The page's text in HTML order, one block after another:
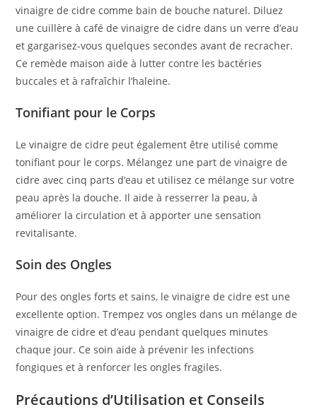
vinaigre de cidre comme bain de bouche naturel. Diluez
une cuillère à café de vinaigre de cidre dans un verre d’eau
et gargarisez-vous quelques secondes avant de recracher.
Ce remède maison aide à lutter contre les bactéries
buccales et à rafraîchir l’haleine.
Tonifiant pour le Corps
Le vinaigre de cidre peut également être utilisé comme
tonifiant pour le corps. Mélangez une part de vinaigre de
cidre avec cinq parts d’eau et utilisez ce mélange sur votre
peau après la douche. Il aide à resserrer la peau, à
améliorer la circulation et à apporter une sensation
revitalisante.
Soin des Ongles
Pour des ongles forts et sains, le vinaigre de cidre est une
excellente option. Trempez vos ongles dans un mélange de
vinaigre de cidre et d’eau pendant quelques minutes
chaque jour. Ce soin aide à prévenir les infections
fongiques et à renforcer les ongles fragiles.
Précautions d’Utilisation et Conseils